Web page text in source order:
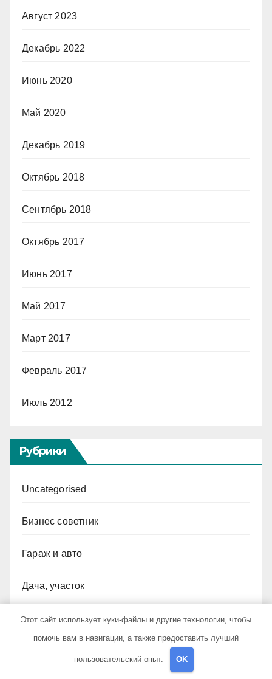
Август 2023
Декабрь 2022
Июнь 2020
Май 2020
Декабрь 2019
Октябрь 2018
Сентябрь 2018
Октябрь 2017
Июнь 2017
Май 2017
Март 2017
Февраль 2017
Июль 2012
Рубрики
Uncategorised
Бизнес советник
Гараж и авто
Дача, участок
Как выбрать гаджет
Этот сайт использует куки-файлы и другие технологии, чтобы
помочь вам в навигации, а также предоставить лучший
пользовательский опыт. OK